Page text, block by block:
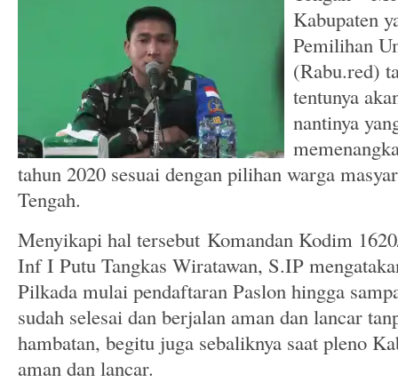
Kabupaten
Pemilihan
(Rabu.red)
tentunya
nantinya
tahun 2020 sesuai dengan pilihan warga
Tengah.
Menyikapi hal tersebut Komandan Kodim
Inf I Putu Tangkas Wiratawan, S.IP
Pilkada mulai pendaftaran Paslon hingga
sudah selesai dan berjalan aman dan lancar
hambatan, begitu juga sebaliknya saat pleno
aman dan lancar.